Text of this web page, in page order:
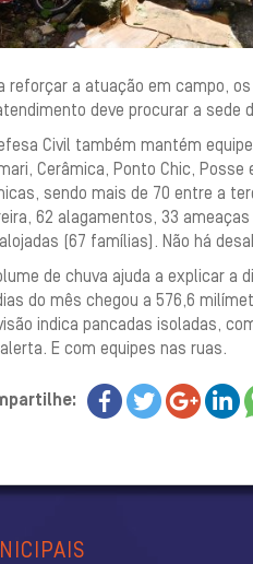
reforçar a atuação em campo,
deve procurar a sede
Civil também mantém
Cerâmica, Ponto Chic,
sendo mais de 70 entre a
62 alagamentos, 33
(67 famílias). Não há
de chuva ajuda a explicar a
do mês chegou a 576,6
indica pancadas isoladas,
E com equipes nas ruas.